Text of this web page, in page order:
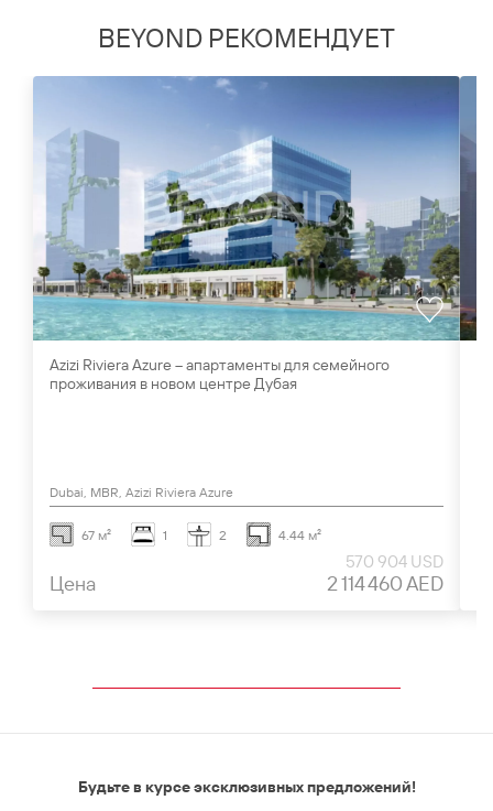
BEYOND РЕКОМЕНДУЕТ
Azizi Riviera Azure – апартаменты для семейного
проживания в новом центре Дубая
Dubai, MBR, Azizi Riviera Azure
67 м² 1 2 4.44 м²
Цена
570 904 USD
2 114 460 AED
Будьте в курсе эксклюзивных предложений!